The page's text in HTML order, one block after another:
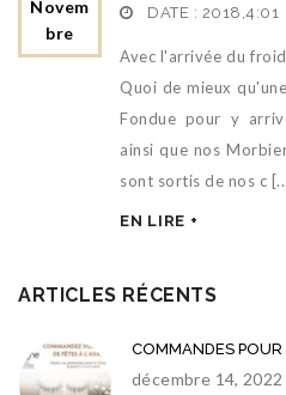
Novem
Bre
DATE : 2018,4:01
Avec l'arrivée du
Quoi de mieux
Fondue pour y
ainsi que nos
sont sortis de nos c
EN LIRE +
ARTICLES RÉCENTS
COMMANDES POUR
décembre 14, 2022